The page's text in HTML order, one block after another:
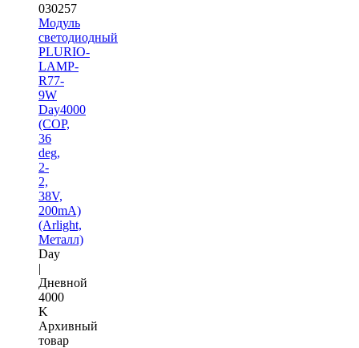
030257
Модуль
светодиодный
PLURIO-
LAMP-
R77-
9W
Day4000
(COP,
36
deg,
2-
2,
38V,
200mA)
(Arlight,
Металл)
Day
|
Дневной
4000
K
Архивный
товар